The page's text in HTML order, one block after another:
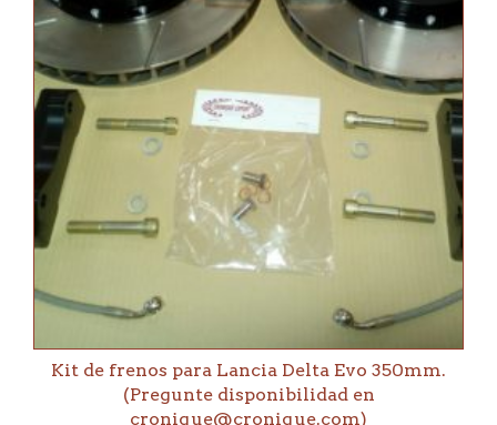
Kit de frenos para Lancia Delta Evo 350mm.
(Pregunte disponibilidad en
cronique@cronique.com)